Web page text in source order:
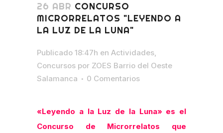
26 ABR CONCURSO
MICRORRELATOS "LEYENDO A
LA LUZ DE LA LUNA"
Publicado 18:47h en Actividades,
Concursos por ZOES Barrio del Oeste
Salamanca
0 Comentarios
«Leyendo a la Luz de la Luna» es el
Concurso de Microrrelatos que